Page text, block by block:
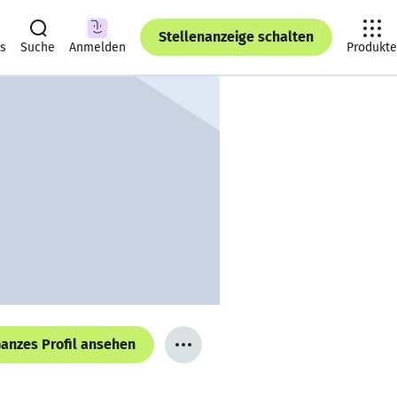
Suche Anmelden
Stellenanzeige schalten
Produkte
Profil ansehen